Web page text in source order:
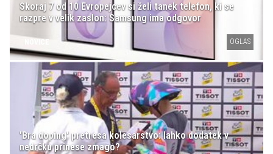
Skoraj 7 od 10 Evropejcev si želi tanek telefon, ki se
razpre v velik zaslon: Samsung ima odgovor
OGLAS
'Bra doping' pretresa kolesarstvo: lahko dodatek v
nedrčku prinese zmago?